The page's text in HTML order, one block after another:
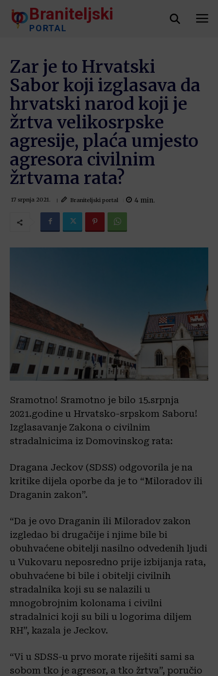
Braniteljski
PORTAL
Zar je to Hrvatski
Sabor koji izglasava da
hrvatski narod koji je
žrtva velikosrpske
agresije, plaća umjesto
agresora civilnim
žrtvama rata?
17 srpnja 2021. Braniteljski portal 4 min.
Sramotno! Sramotno je bilo 15.srpnja
2021.godine u Hrvatsko-srpskom Saboru!
Izglasavanje Zakona o civilnim
stradalnicima iz Domovinskog rata:
Dragana Jeckov (SDSS) odgovorila je na
kritike dijela oporbe da je to “Miloradov ili
Draganin zakon”.
“Da je ovo Draganin ili Miloradov zakon
izgledao bi drugačije i njime bile bi
obuhvaćene obitelji nasilno odvedenih ljudi
u Vukovaru neposredno prije izbijanja rata,
obuhvaćene bi bile i obitelji civilnih
stradalnika koji su se nalazili u
mnogobrojnim kolonama i civilni
stradalnici koji su bili u logorima diljem
RH”, kazala je Jeckov.
“Vi u SDSS-u prvo morate riješiti sami sa
sobom tko je agresor, a tko žrtva”, poručio